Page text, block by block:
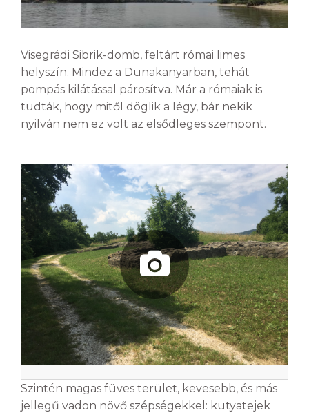
Visegrádi Sibrik-domb, feltárt római limes
helyszín. Mindez a Dunakanyarban, tehát
pompás kilátással párosítva. Már a rómaiak is
tudták, hogy mitől döglik a légy, bár nekik
nyilván nem ez volt az elsődleges szempont.
Szintén magas füves terület, kevesebb, és más
jellegű vadon növő szépségekkel: kutyatejek